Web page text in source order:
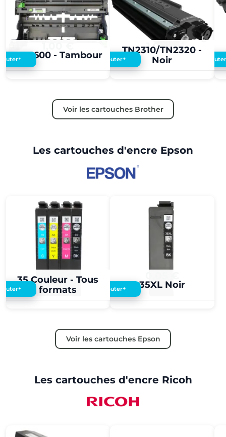
DR3600 - Tambour
+
TN2310/TN2320 -
Noir
1,00 €
Ajouter+
Voir les cartouches Brother
Les cartouches d'encre Epson
35 Couleur - Tous
formats
0,05 €
+ 35XL Noir
Ajouter+
Voir les cartouches Epson
Les cartouches d'encre Ricoh